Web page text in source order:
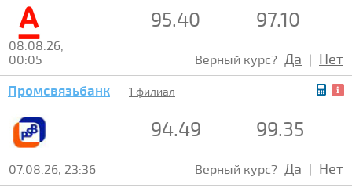
95.40 97.10
08.08.26,
00:05
Верный курс? Да | Нет
Промсвязьбанк 1 филиал
94.49 99.35
07.08.26, 23:36 Верный курс? Да | Нет